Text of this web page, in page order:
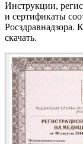
Инструкции,
и сертификаты
Росздравнадзора.
скачать.